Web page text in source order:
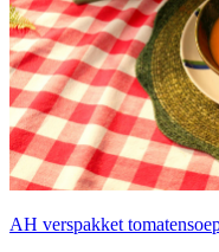
AH verspakket